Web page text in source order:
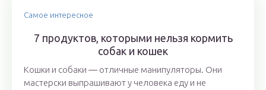
Самое интересное
7 продуктов, которыми нельзя кормить
собак и кошек
Кошки и собаки ― отличные манипуляторы. Они
мастерски выпрашивают у человека еду и не